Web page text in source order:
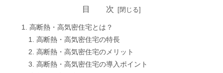
目 次
高断熱・高気密住宅とは？
高断熱・高気密住宅の特長
高断熱・高気密住宅のメリット
高断熱・高気密住宅の導入ポイント